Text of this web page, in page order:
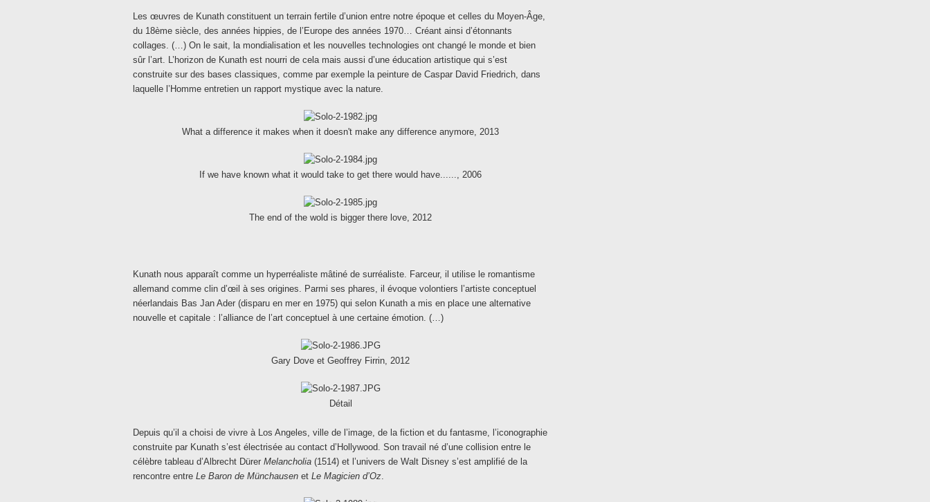
Les œuvres de Kunath constituent un terrain fertile d’union entre notre époque et celles du Moyen-Âge,
du 18ème siècle, des années hippies, de l’Europe des années 1970… Créant ainsi d’étonnants
collages. (…) On le sait, la mondialisation et les nouvelles technologies ont changé le monde et bien
sûr l’art. L’horizon de Kunath est nourri de cela mais aussi d’une éducation artistique qui s’est
construite sur des bases classiques, comme par exemple la peinture de Caspar David Friedrich, dans
laquelle l’Homme entretien un rapport mystique avec la nature.
What a difference it makes when it doesn't make any difference anymore, 2013
If we have known what it would take to get there would have......, 2006
The end of the wold is bigger there love, 2012
Kunath nous apparaît comme un hyperréaliste mâtiné de surréaliste. Farceur, il utilise le romantisme
allemand comme clin d’œil à ses origines. Parmi ses phares, il évoque volontiers l’artiste conceptuel
néerlandais Bas Jan Ader (disparu en mer en 1975) qui selon Kunath a mis en place une alternative
nouvelle et capitale : l’alliance de l’art conceptuel à une certaine émotion. (…)
Gary Dove et Geoffrey Firrin, 2012
Détail
Depuis qu’il a choisi de vivre à Los Angeles, ville de l’image, de la fiction et du fantasme, l’iconographie
construite par Kunath s’est électrisée au contact d’Hollywood. Son travail né d’une collision entre le
célèbre tableau d’Albrecht Dürer Melancholia (1514) et l’univers de Walt Disney s’est amplifié de la
rencontre entre Le Baron de Münchausen et Le Magicien d’Oz.